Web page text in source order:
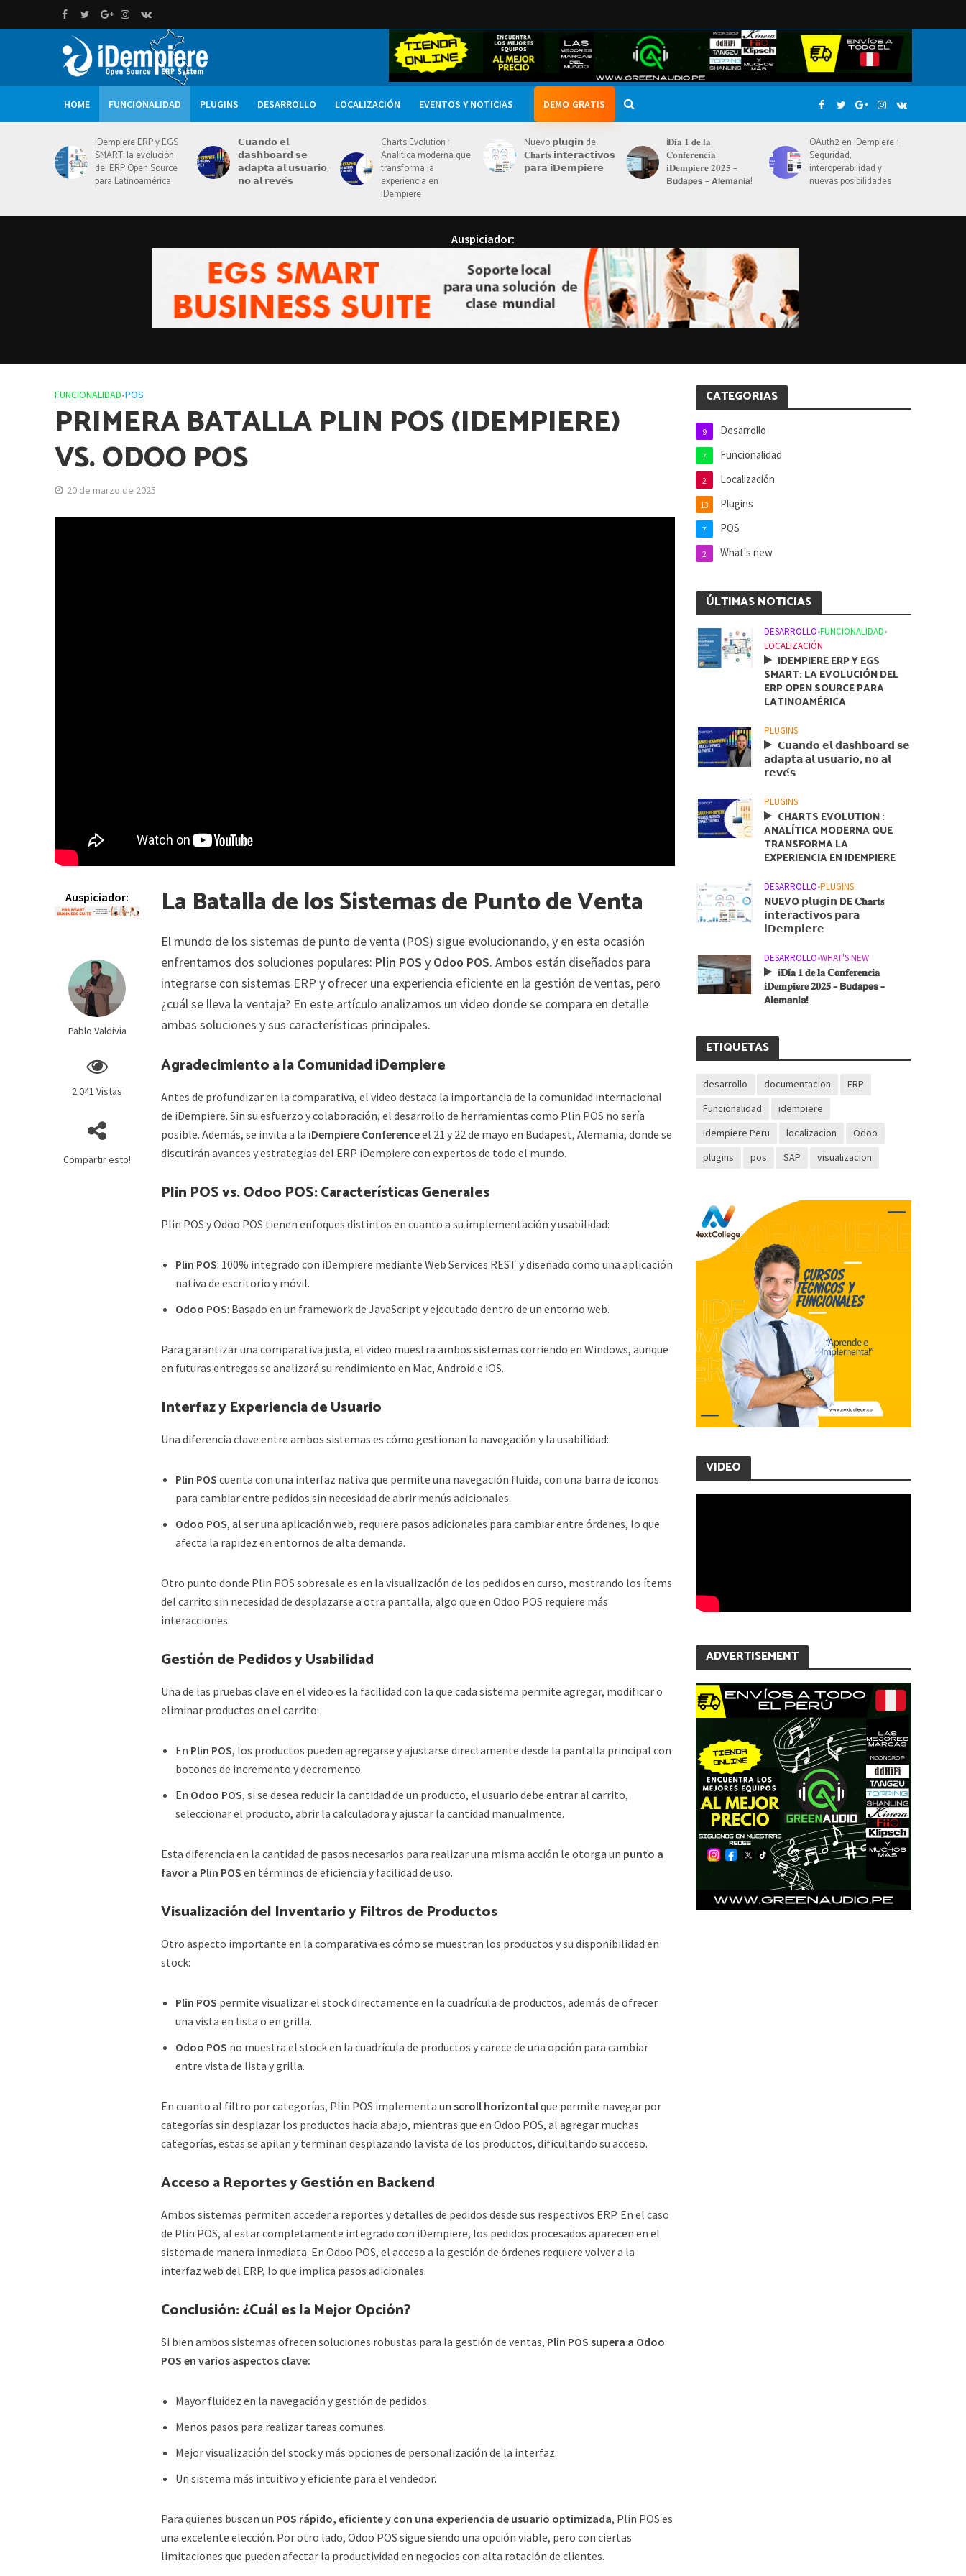
HOME FUNCIONALIDAD PLUGINS DESARROLLO LOCALIZACIÓN EVENTOS Y NOTICIAS DEMO GRATIS
iDempiere ERP y EGS
SMART: la evolución
del ERP Open Source
para Latinoamérica
𝗖𝘂𝗮𝗻𝗱𝗼 𝗲𝗹
𝗱𝗮𝘀𝗵𝗯𝗼𝗮𝗿𝗱 𝘀𝗲
𝗮𝗱𝗮𝗽𝘁𝗮 𝗮𝗹 𝘂𝘀𝘂𝗮𝗿𝗶𝗼,
𝗻𝗼 𝗮𝗹 𝗿𝗲𝘃𝗲́𝘀
Charts Evolution :
Analítica moderna que
transforma la
experiencia en
iDempiere
Nuevo 𝗽𝗹𝘂𝗴𝗶𝗻 de
𝐂𝐡𝐚𝐫𝐭𝐬 𝗶𝗻𝘁𝗲𝗿𝗮𝗰𝘁𝗶𝘃𝗼𝘀
𝗽𝗮𝗿𝗮 𝗶𝗗𝗲𝗺𝗽𝗶𝗲𝗿𝗲
¡𝐃𝐢́𝐚 𝟏 𝐝𝐞 𝐥𝐚
𝐂𝐨𝐧𝐟𝐞𝐫𝐞𝐧𝐜𝐢𝐚
𝐢𝐃𝐞𝐦𝐩𝐢𝐞𝐫𝐞 𝟐𝟎𝟐𝟓 –
𝗕𝘂𝗱𝗮𝗽𝗲𝘀 – 𝗔𝗹𝗲𝗺𝗮𝗻𝗶𝗮!
OAuth2 en iDempiere :
Seguridad,
interoperabilidad y
nuevas posibilidades
Auspiciador:
FUNCIONALIDAD•POS
PRIMERA BATALLA PLIN POS (IDEMPIERE)
VS. ODOO POS
20 de marzo de 2025
Auspiciador:
Pablo Valdivia
2.041 Vistas
Compartir esto!
La Batalla de los Sistemas de Punto de Venta
El mundo de los sistemas de punto de venta (POS) sigue evolucionando, y en esta ocasión
enfrentamos dos soluciones populares: Plin POS y Odoo POS. Ambos están diseñados para
integrarse con sistemas ERP y ofrecer una experiencia eficiente en la gestión de ventas, pero
¿cuál se lleva la ventaja? En este artículo analizamos un video donde se compara en detalle
ambas soluciones y sus características principales.
Agradecimiento a la Comunidad iDempiere
Antes de profundizar en la comparativa, el video destaca la importancia de la comunidad internacional
de iDempiere. Sin su esfuerzo y colaboración, el desarrollo de herramientas como Plin POS no sería
posible. Además, se invita a la iDempiere Conferenceel 21 y 22 de mayo en Budapest, Alemania, donde se
discutirán avances y estrategias del ERP iDempiere con expertos de todo el mundo.
Plin POS vs. Odoo POS: Características Generales
Plin POS y Odoo POS tienen enfoques distintos en cuanto a su implementación y usabilidad:
Plin POS: 100% integrado con iDempiere mediante Web Services REST y diseñado como una aplicación
nativa de escritorio y móvil.
Odoo POS: Basado en un framework de JavaScript y ejecutado dentro de un entorno web.
Para garantizar una comparativa justa, el video muestra ambos sistemas corriendo en Windows, aunque
en futuras entregas se analizará su rendimiento en Mac, Android e iOS.
Interfaz y Experiencia de Usuario
Una diferencia clave entre ambos sistemas es cómo gestionan la navegación y la usabilidad:
Plin POS cuenta con una interfaz nativa que permite una navegación fluida, con una barra de iconos
para cambiar entre pedidos sin necesidad de abrir menús adicionales.
Odoo POS, al ser una aplicación web, requiere pasos adicionales para cambiar entre órdenes, lo que
afecta la rapidez en entornos de alta demanda.
Otro punto donde Plin POS sobresale es en la visualización de los pedidos en curso, mostrando los ítems
del carrito sin necesidad de desplazarse a otra pantalla, algo que en Odoo POS requiere más
interacciones.
Gestión de Pedidos y Usabilidad
Una de las pruebas clave en el video es la facilidad con la que cada sistema permite agregar, modificar o
eliminar productos en el carrito:
En Plin POS, los productos pueden agregarse y ajustarse directamente desde la pantalla principal con
botones de incremento y decremento.
En Odoo POS, si se desea reducir la cantidad de un producto, el usuario debe entrar al carrito,
seleccionar el producto, abrir la calculadora y ajustar la cantidad manualmente.
Esta diferencia en la cantidad de pasos necesarios para realizar una misma acción le otorga un punto a
favor a Plin POS en términos de eficiencia y facilidad de uso.
Visualización del Inventario y Filtros de Productos
Otro aspecto importante en la comparativa es cómo se muestran los productos y su disponibilidad en
stock:
Plin POS permite visualizar el stock directamente en la cuadrícula de productos, además de ofrecer
una vista en lista o en grilla.
Odoo POS no muestra el stock en la cuadrícula de productos y carece de una opción para cambiar
entre vista de lista y grilla.
En cuanto al filtro por categorías, Plin POS implementa unscroll horizontalque permite navegar por
categorías sin desplazar los productos hacia abajo, mientras que en Odoo POS, al agregar muchas
categorías, estas se apilan y terminan desplazando la vista de los productos, dificultando su acceso.
Acceso a Reportes y Gestión en Backend
Ambos sistemas permiten acceder a reportes y detalles de pedidos desde sus respectivos ERP. En el caso
de Plin POS, al estar completamente integrado con iDempiere, los pedidos procesados aparecen en el
sistema de manera inmediata. En Odoo POS, el acceso a la gestión de órdenes requiere volver a la
interfaz web del ERP, lo que implica pasos adicionales.
Conclusión: ¿Cuál es la Mejor Opción?
Si bien ambos sistemas ofrecen soluciones robustas para la gestión de ventas, Plin POS supera a Odoo
POS en varios aspectos clave:
Mayor fluidez en la navegación y gestión de pedidos.
Menos pasos para realizar tareas comunes.
Mejor visualización del stock y más opciones de personalización de la interfaz.
Un sistema más intuitivo y eficiente para el vendedor.
Para quienes buscan un POS rápido, eficiente y con una experiencia de usuario optimizada, Plin POS es
una excelente elección. Por otro lado, Odoo POS sigue siendo una opción viable, pero con ciertas
limitaciones que pueden afectar la productividad en negocios con alta rotación de clientes.
CATEGORIAS
Desarrollo
9
Funcionalidad
7
Localización
2
Plugins
13
POS
7
What's new
2
ÚLTIMAS NOTICIAS
DESARROLLO•FUNCIONALIDAD•
LOCALIZACIÓN
IDEMPIERE ERP Y EGS
SMART: LA EVOLUCIÓN DEL
ERP OPEN SOURCE PARA
LATINOAMÉRICA
PLUGINS
𝗖𝘂𝗮𝗻𝗱𝗼 𝗲𝗹 𝗱𝗮𝘀𝗵𝗯𝗼𝗮𝗿𝗱 𝘀𝗲
𝗮𝗱𝗮𝗽𝘁𝗮 𝗮𝗹 𝘂𝘀𝘂𝗮𝗿𝗶𝗼, 𝗻𝗼 𝗮𝗹
𝗿𝗲𝘃𝗲́𝘀
PLUGINS
CHARTS EVOLUTION :
ANALÍTICA MODERNA QUE
TRANSFORMA LA
EXPERIENCIA EN IDEMPIERE
DESARROLLO•PLUGINS
NUEVO 𝗽𝗹𝘂𝗴𝗶𝗻 DE 𝐂𝐡𝐚𝐫𝐭𝐬
𝗶𝗻𝘁𝗲𝗿𝗮𝗰𝘁𝗶𝘃𝗼𝘀 𝗽𝗮𝗿𝗮
𝗶𝗗𝗲𝗺𝗽𝗶𝗲𝗿𝗲
DESARROLLO•WHAT'S NEW
¡𝐃𝐢́𝐚 𝟏 𝐝𝐞 𝐥𝐚 𝐂𝐨𝐧𝐟𝐞𝐫𝐞𝐧𝐜𝐢𝐚
𝐢𝐃𝐞𝐦𝐩𝐢𝐞𝐫𝐞 𝟐𝟎𝟐𝟓 – 𝗕𝘂𝗱𝗮𝗽𝗲𝘀 –
𝗔𝗹𝗲𝗺𝗮𝗻𝗶𝗮!
ETIQUETAS
desarrollo documentacion
ERP
Funcionalidad
idempiere
Idempiere Peru
localizacion
Odoo
plugins
pos SAP visualizacion
VIDEO
ADVERTISEMENT